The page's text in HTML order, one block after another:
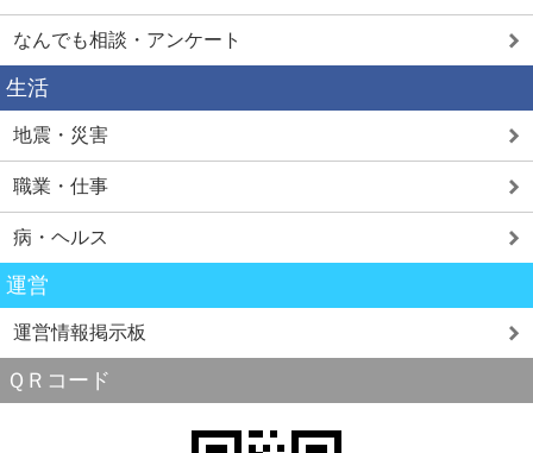
なんでも相談・アンケート
生活
地震・災害
職業・仕事
病・ヘルス
運営
運営情報掲示板
ＱＲコード